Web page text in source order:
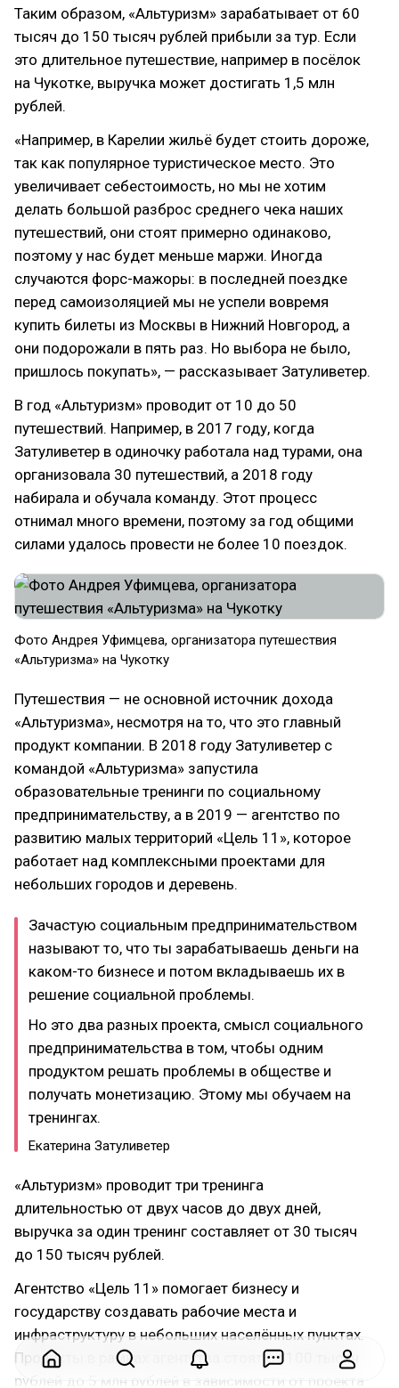
Таким образом, «Альтуризм» зарабатывает от 60
тысяч до 150 тысяч рублей прибыли за тур. Если
это длительное путешествие, например в посёлок
на Чукотке, выручка может достигать 1,5 млн
рублей.
«Например, в Карелии жильё будет стоить дороже,
так как популярное туристическое место. Это
увеличивает себестоимость, но мы не хотим
делать большой разброс среднего чека наших
путешествий, они стоят примерно одинаково,
поэтому у нас будет меньше маржи. Иногда
случаются форс-мажоры: в последней поездке
перед самоизоляцией мы не успели вовремя
купить билеты из Москвы в Нижний Новгород, а
они подорожали в пять раз. Но выбора не было,
пришлось покупать», — рассказывает Затуливетер.
В год «Альтуризм» проводит от 10 до 50
путешествий. Например, в 2017 году, когда
Затуливетер в одиночку работала над турами, она
организовала 30 путешествий, а 2018 году
набирала и обучала команду. Этот процесс
отнимал много времени, поэтому за год общими
силами удалось провести не более 10 поездок.
Фото Андрея Уфимцева, организатора путешествия
«Альтуризма» на Чукотку
Путешествия — не основной источник дохода
«Альтуризма», несмотря на то, что это главный
продукт компании. В 2018 году Затуливетер с
командой «Альтуризма» запустила
образовательные тренинги по социальному
предпринимательству, а в 2019 — агентство по
развитию малых территорий «Цель 11», которое
работает над комплексными проектами для
небольших городов и деревень.
Зачастую социальным предпринимательством
называют то, что ты зарабатываешь деньги на
каком-то бизнесе и потом вкладываешь их в
решение социальной проблемы.
Но это два разных проекта, смысл социального
предпринимательства в том, чтобы одним
продуктом решать проблемы в обществе и
получать монетизацию. Этому мы обучаем на
тренингах.
Екатерина Затуливетер
«Альтуризм» проводит три тренинга
длительностью от двух часов до двух дней,
выручка за один тренинг составляет от 30 тысяч
до 150 тысяч рублей.
Агентство «Цель 11» помогает бизнесу и
государству создавать рабочие места и
инфраструктуру в небольших населённых пунктах.
Продукты в рамках агентства стоят от 100 тысяч
рублей до 5 млн рублей в зависимости от проекта